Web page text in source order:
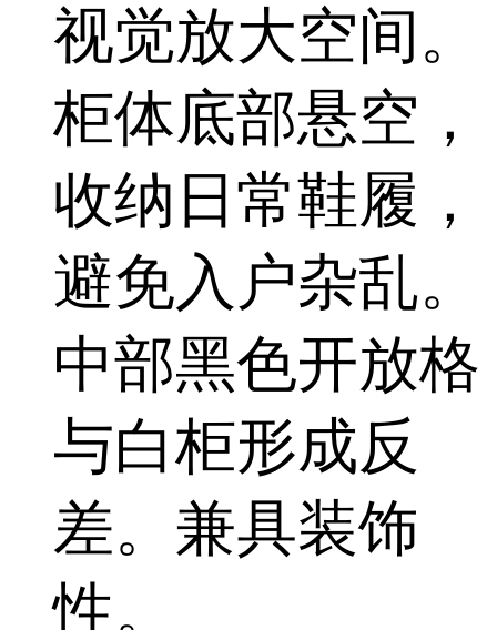
视觉放大空间。
柜体底部悬空，
收纳日常鞋履，
避免入户杂乱。
中部黑色开放格
与白柜形成反
差。兼具装饰
性。